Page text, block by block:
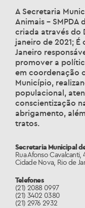
A Secretaria
Animais –
criada através do
janeiro de 2021;
Janeiro
promover a
em coordenação
Município,
populacional,
conscientização
abrigamento,
tratos.
Secretaria Municipal
Rua Afonso Cavalcanti,
Cidade Nova, Rio de
Telefones
(21) 2088 0997
(21) 3402 0380
(21) 2976 2932